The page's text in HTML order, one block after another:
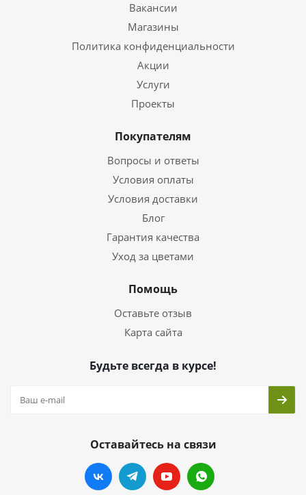
Вакансии
Магазины
Политика конфиденциальности
Акции
Услуги
Проекты
Покупателям
Вопросы и ответы
Условия оплаты
Условия доставки
Блог
Гарантия качества
Уход за цветами
Помощь
Оставьте отзыв
Карта сайта
Будьте всегда в курсе!
Оставайтесь на связи